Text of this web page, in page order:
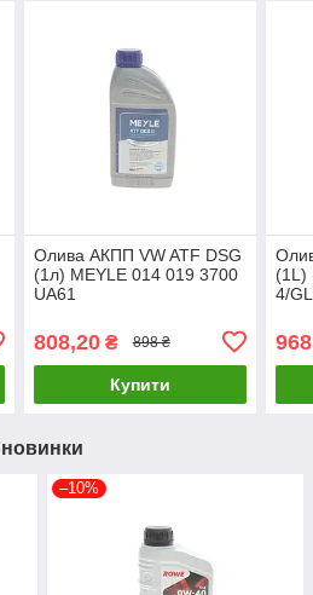
Олива АКПП VW ATF DSG
(1л) MEYLE 014 019 3700
UA61
808,20₴ 898 ₴
Купити
(1L)
4/
новинки
–10%